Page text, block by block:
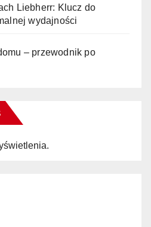
Liebherr: Klucz do
wydajności
– przewodnik po